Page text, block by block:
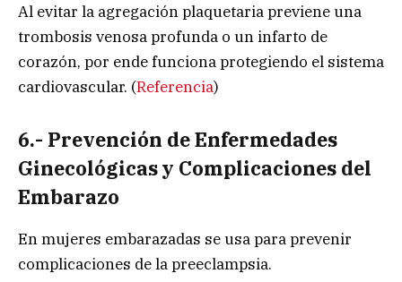
Al evitar la agregación plaquetaria previene una
trombosis venosa profunda o un infarto de
corazón, por ende funciona protegiendo el sistema
cardiovascular. (Referencia)
6.- Prevención de Enfermedades
Ginecológicas y Complicaciones del
Embarazo
En mujeres embarazadas se usa para prevenir
complicaciones de la preeclampsia.